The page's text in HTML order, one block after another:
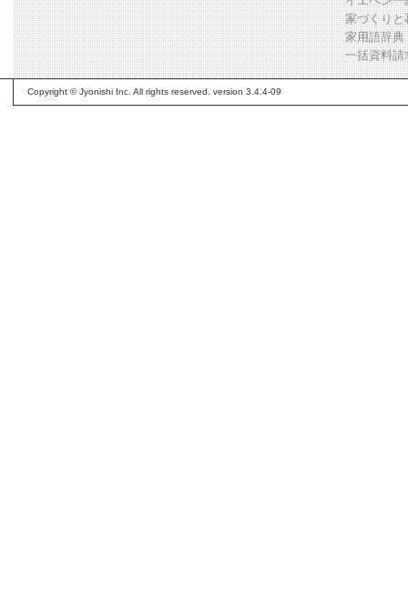
家づくりと
家用語辞典
一括資料請
Copyright © Jyonishi Inc. All rights reserved. version 3.4.4-09